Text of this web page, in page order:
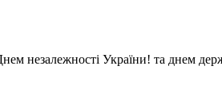
незалежності України! та днем